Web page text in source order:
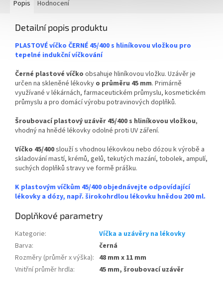
45 mm
✅ Uzávěr včetně plastové
vložky pro těsnost
✅ Objednávejte z kategorie
víček na lékovkyZDE
✅ Víčko skladem a ihned k
odeslání!
Popis Hodnocení
Detailní popis produktu
PLASTOVÉ víčko ČERNÉ 45/400 s hliníkovou vložkou pro
tepelné indukční víčkování
Černé plastové víčko obsahuje hliníkovou vložku. Uzávěr je
určen na skleněné lékovky o průměru 45 mm. Primárně
využívané v lékárnách, farmaceutickém průmyslu, kosmetickém
průmyslu a pro domácí výrobu potravinových doplňků.
Šroubovací plastový uzávěr 45/400 s hliníkovou vložkou,
vhodný na hnědé lékovky odolné proti UV záření.
Víčko 45/400slouží s vhodnou lékovkou nebo dózou k výrobě a
skladování mastí, krémů, gelů, tekutých mazání, tobolek, ampulí,
suchých doplňků stravy ve formě prášku.
K plastovým víčkům 45/400 objednávejte odpovídající
lékovky a dózy, např. širokohrdlou lékovku hnědou 200 ml.
Doplňkové parametry
Kategorie:
Víčka a uzávěry na lékovky
Barva:
černá
Rozměry (průměr x výška): 48 mm x 11 mm
Vnitřní průměr hrdla: 45 mm, šroubovací uzávěr